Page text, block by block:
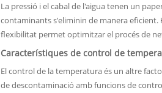
La pressió i el cabal de l'aigua tenen un
contaminants s'eliminin de manera eficient.
flexibilitat permet optimitzar el procés de
Característiques de control de
El control de la temperatura és un altre
de descontaminació amb funcions de